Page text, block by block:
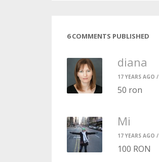
6 COMMENTS PUBLISHED
diana
17 YEARS AGO /
50 ron
Mi
17 YEARS AGO /
100 RON